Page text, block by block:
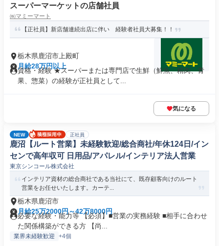
スーパーマーケットの店舗社員
㈱マミーマート
【正社員】新店舗連続出店に伴い 経験者社員大募集！！
栃木県鹿沼市上殿町
月給28万円以上
資格・経験 ★スーパーまたは専門店で生鮮（鮮魚、精肉、青
果、惣菜）の経験が正社員として...
気になる
NEW 正社員
鹿沼【ルート営業】未経験歓迎/総合商社/年休124日/イン
センで高年収可 日用品/アパレル/インテリア法人営業
東京シンコール株式会社
インテリア資材の総合商社である当社にて、既存顧客向けのルート
営業をお任せいたします。カーテ...
栃木県鹿沼市
月給25万2000円～42万8000円
必要な経験・能力等 【必須】■営業の実務経験 ■相手に合わせ
た関係構築ができる方 【尚...
業界未経験歓迎 +4個